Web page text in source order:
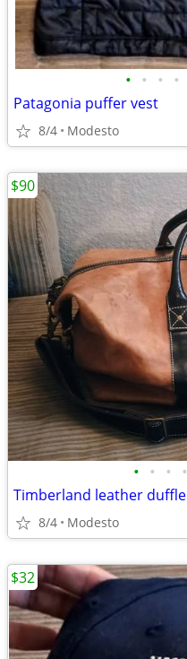
• • • •
Patagonia puffer vest
8/4 Modesto
• • • •
Timberland leather duffle
8/4 Modesto
$90
$32